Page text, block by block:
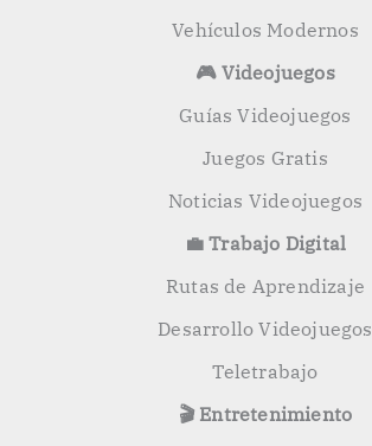
Vehículos Modernos
🎮 Videojuegos
Guías Videojuegos
Juegos Gratis
Noticias Videojuegos
💼 Trabajo Digital
Rutas de Aprendizaje
Desarrollo Videojuegos
Teletrabajo
🎬 Entretenimiento